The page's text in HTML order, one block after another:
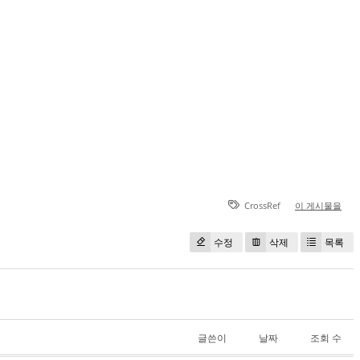
CrossRef 이 게시물을
수정 삭제 목록
글쓴이 날짜 조회 수